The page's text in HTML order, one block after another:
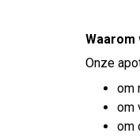
Onze
om
om
om